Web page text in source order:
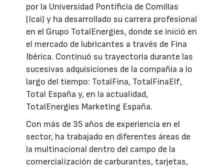
por la Universidad Pontificia de Comillas
(Icai) y ha desarrollado su carrera profesional
en el Grupo TotalEnergies, donde se inició en
el mercado de lubricantes a través de Fina
Ibérica. Continuó su trayectoria durante las
sucesivas adquisiciones de la compañía a lo
largo del tiempo: TotalFina, TotalFinaElf,
Total España y, en la actualidad,
TotalEnergies Marketing España.
Con más de 35 años de experiencia en el
sector, ha trabajado en diferentes áreas de
la multinacional dentro del campo de la
comercialización de carburantes, tarjetas,